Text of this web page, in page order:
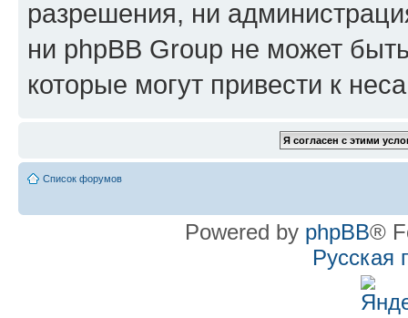
разрешения, ни
ни phpBB Group не может
которые могут привести к
Список форумов
Powered by phpBB®
Русская